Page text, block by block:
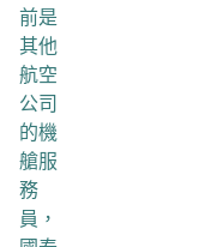
前是
其他
航空
公司
的機
艙服
務
員，